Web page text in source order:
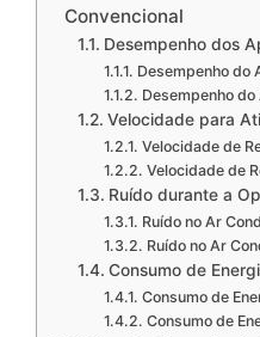
Convencional
Desempenho dos
Desempenho do
Desempenho
Velocidade para
Velocidade de
Velocidade de
Ruído durante a
Ruído no Ar
Ruído no Ar
Consumo de
Consumo de
Consumo de